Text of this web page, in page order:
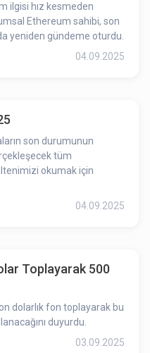
ilgisi hız kesmeden
Ethereum sahibi, son
yeniden gündeme oturdu.
04.09.2025
son durumunun
tüm
okumak için
04.09.2025
Toplayarak 500
dolarlık fon toplayarak bu
duyurdu.
03.09.2025